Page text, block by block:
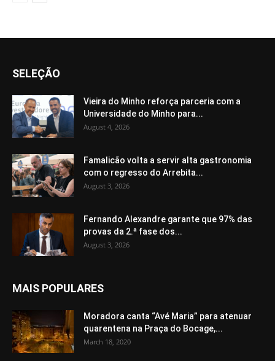
SELEÇÃO
Vieira do Minho reforça parceria com a
Universidade do Minho para...
August 4, 2026
Famalicão volta a servir alta gastronomia
com o regresso do Arrebita...
August 3, 2026
Fernando Alexandre garante que 97% das
provas da 2.ª fase dos...
August 3, 2026
MAIS POPULARES
Moradora canta “Avé Maria” para atenuar
quarentena na Praça do Bocage,...
March 18, 2020